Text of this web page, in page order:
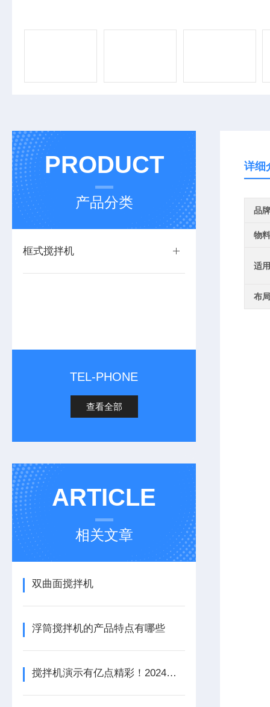
PRODUCT
产品分类
框式搅拌机
TEL-PHONE
查看全部
ARTICLE
相关文章
双曲面搅拌机
浮筒搅拌机的产品特点有哪些
搅拌机演示有亿点精彩！2024上海环博会：还得是兰江水处理
详细
品牌
物
适
布